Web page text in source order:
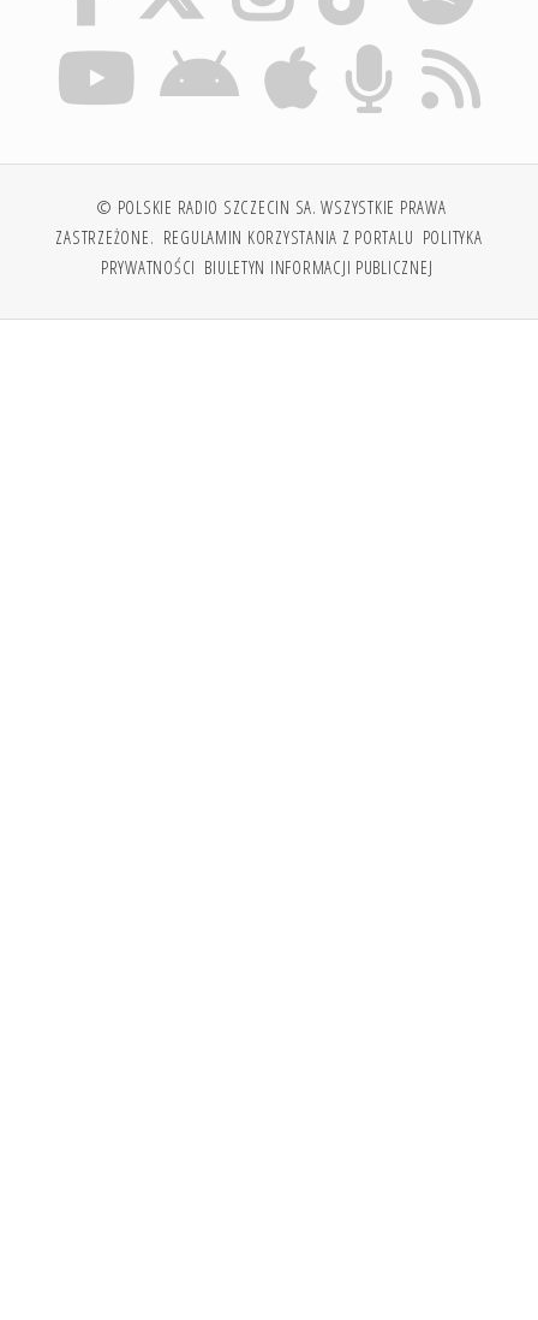
© POLSKIE RADIO SZCZECIN SA. WSZYSTKIE PRAWA
ZASTRZEŻONE. REGULAMIN KORZYSTANIA Z PORTALU POLITYKA
PRYWATNOŚCI BIULETYN INFORMACJI PUBLICZNEJ